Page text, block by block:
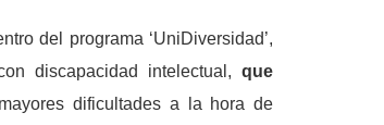
del programa ‘UniDiversidad’,
discapacidad intelectual, que
dificultades a la hora de